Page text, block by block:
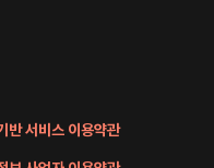
반 서비스 이용약관